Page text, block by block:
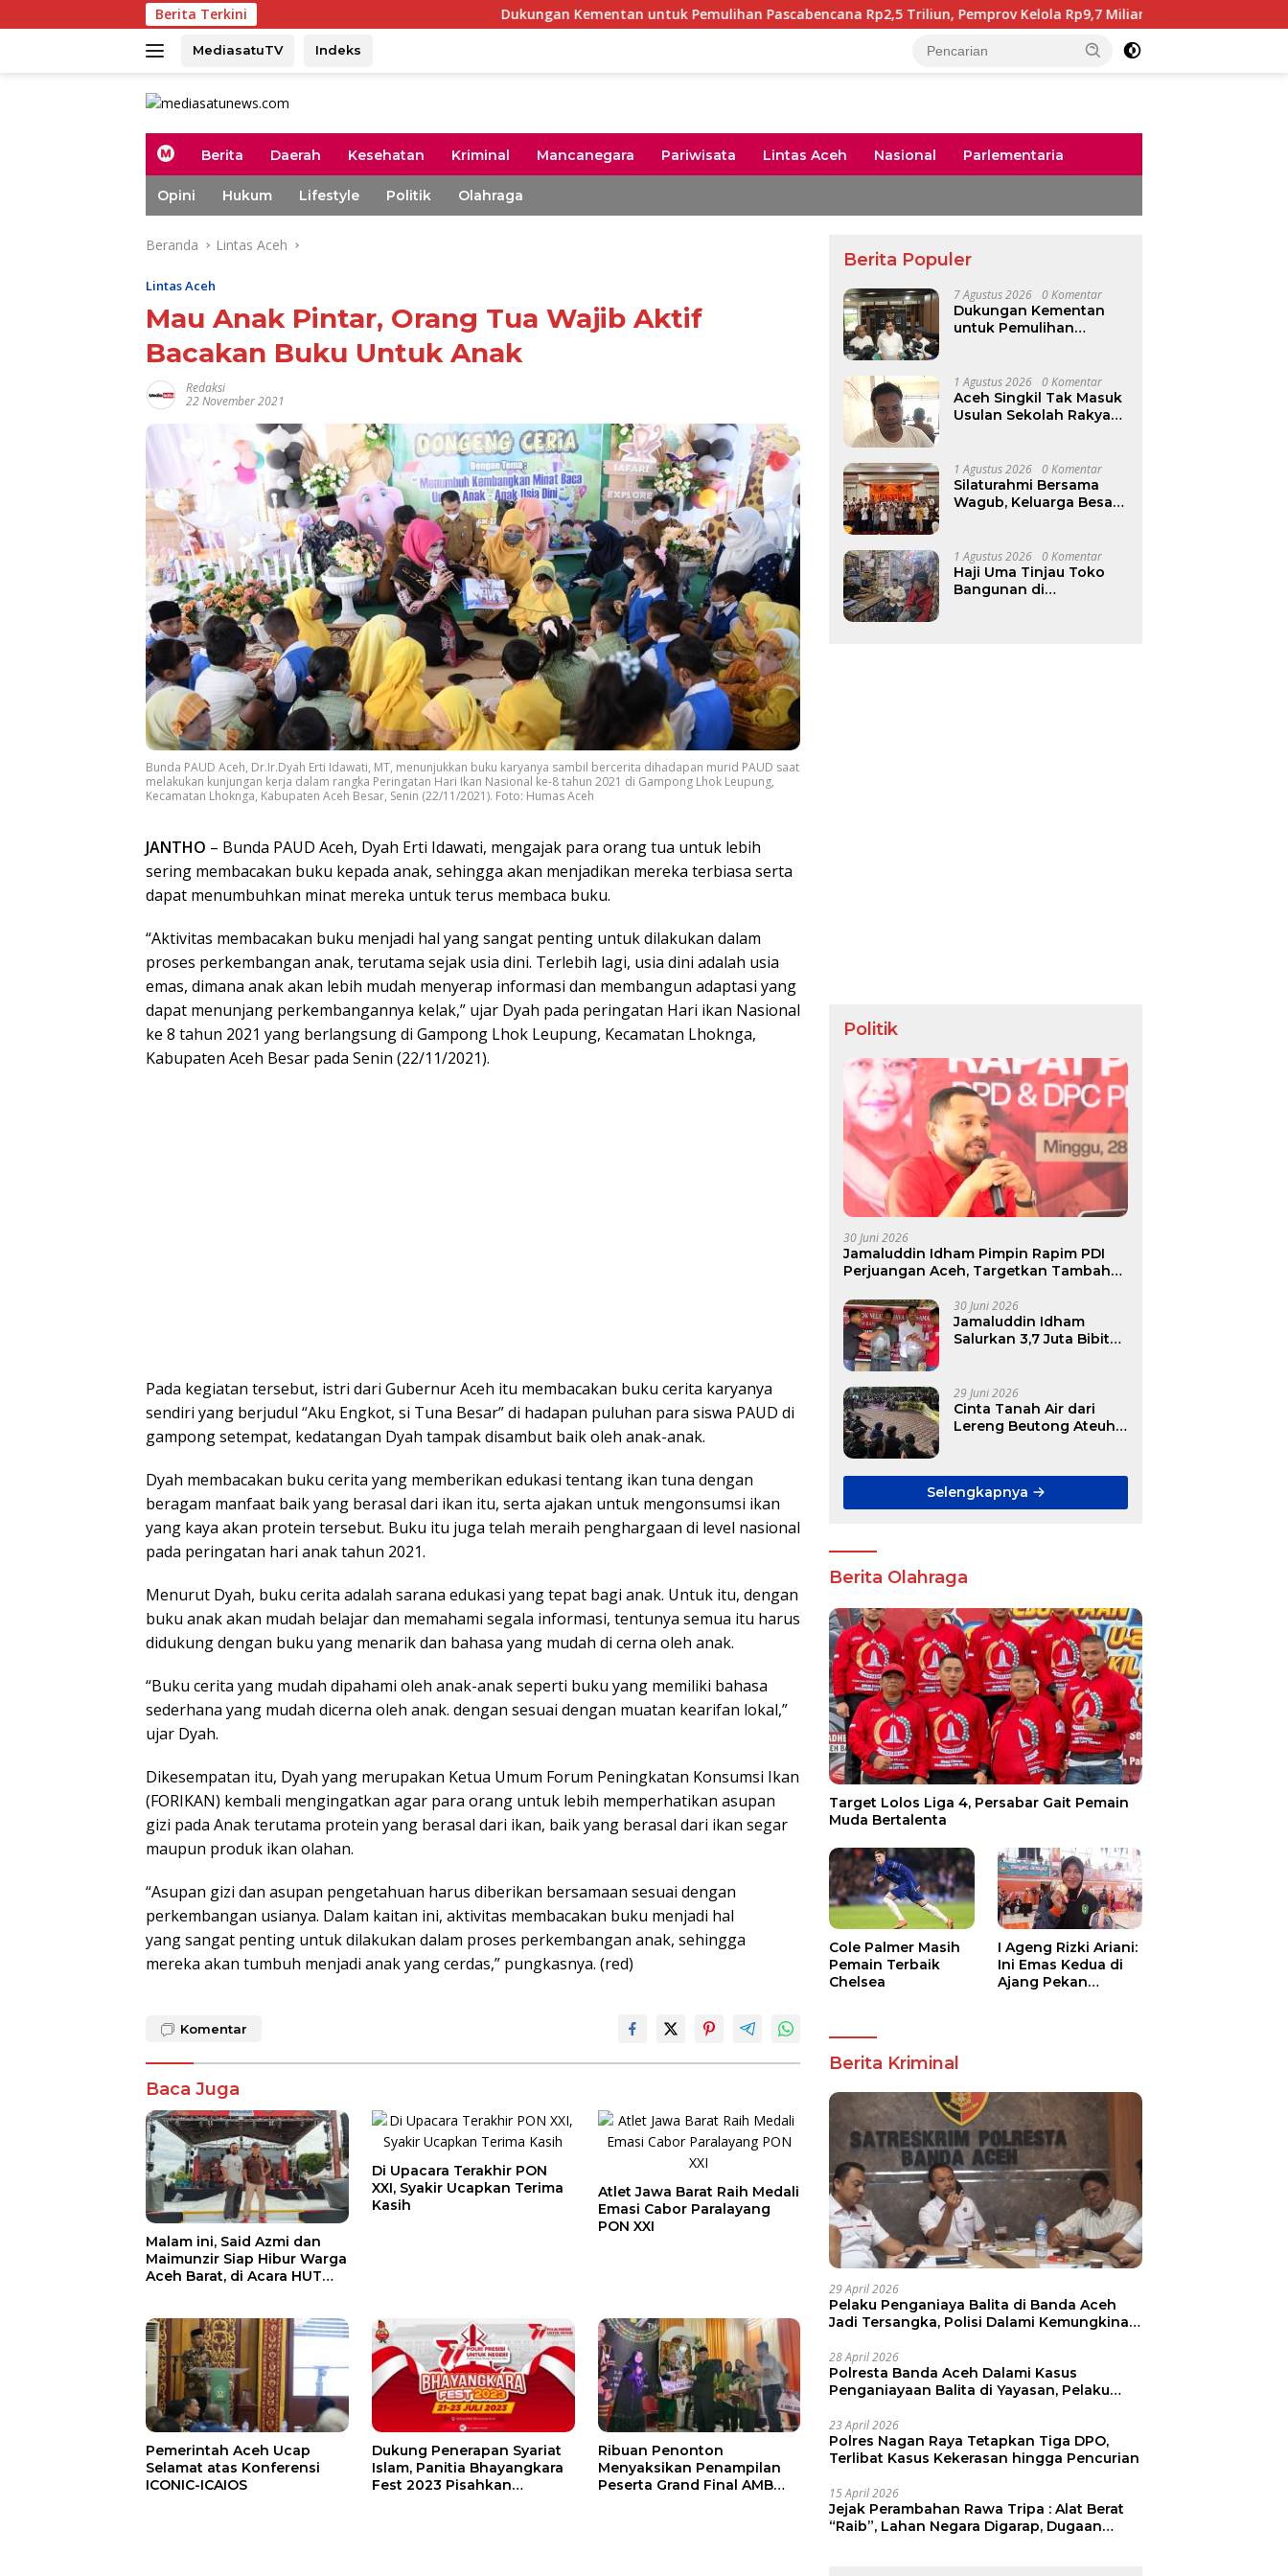
ke
Berita Terkini Dukungan Kementan untuk Pemulihan Pascabencana Rp2,5 Triliun, Pemprov Kelola Rp9,7 Miliar 228 CPNS Pemerintah
MediasatuTV Indeks
H
m
e
Berita Daerah Kesehatan Kriminal Mancanegara Pariwisata Lintas Aceh Nasional Parlementaria
Opini Hukum Lifestyle Politik Olahraga
Beranda Lintas Aceh
Lintas Aceh
Mau Anak Pintar, Orang Tua Wajib Aktif
Bacakan Buku Untuk Anak
Redaksi
22 November 2021
Bunda PAUD Aceh, Dr.Ir.Dyah Erti Idawati, MT, menunjukkan buku karyanya sambil bercerita dihadapan murid PAUD saat
melakukan kunjungan kerja dalam rangka Peringatan Hari Ikan Nasional ke-8 tahun 2021 di Gampong Lhok Leupung,
Kecamatan Lhoknga, Kabupaten Aceh Besar, Senin (22/11/2021). Foto: Humas Aceh
JANTHO – Bunda PAUD Aceh, Dyah Erti Idawati, mengajak para orang tua untuk lebih
sering membacakan buku kepada anak, sehingga akan menjadikan mereka terbiasa serta
dapat menumbuhkan minat mereka untuk terus membaca buku.
“Aktivitas membacakan buku menjadi hal yang sangat penting untuk dilakukan dalam
proses perkembangan anak, terutama sejak usia dini. Terlebih lagi, usia dini adalah usia
emas, dimana anak akan lebih mudah menyerap informasi dan membangun adaptasi yang
dapat menunjang perkembangannya kelak,” ujar Dyah pada peringatan Hari ikan Nasional
ke 8 tahun 2021 yang berlangsung di Gampong Lhok Leupung, Kecamatan Lhoknga,
Kabupaten Aceh Besar pada Senin (22/11/2021).
Pada kegiatan tersebut, istri dari Gubernur Aceh itu membacakan buku cerita karyanya
sendiri yang berjudul “Aku Engkot, si Tuna Besar” di hadapan puluhan para siswa PAUD di
gampong setempat, kedatangan Dyah tampak disambut baik oleh anak-anak.
Dyah membacakan buku cerita yang memberikan edukasi tentang ikan tuna dengan
beragam manfaat baik yang berasal dari ikan itu, serta ajakan untuk mengonsumsi ikan
yang kaya akan protein tersebut. Buku itu juga telah meraih penghargaan di level nasional
pada peringatan hari anak tahun 2021.
Menurut Dyah, buku cerita adalah sarana edukasi yang tepat bagi anak. Untuk itu, dengan
buku anak akan mudah belajar dan memahami segala informasi, tentunya semua itu harus
didukung dengan buku yang menarik dan bahasa yang mudah di cerna oleh anak.
“Buku cerita yang mudah dipahami oleh anak-anak seperti buku yang memiliki bahasa
sederhana yang mudah dicerna oleh anak. dengan sesuai dengan muatan kearifan lokal,”
ujar Dyah.
Dikesempatan itu, Dyah yang merupakan Ketua Umum Forum Peningkatan Konsumsi Ikan
(FORIKAN) kembali mengingatkan agar para orang untuk lebih memperhatikan asupan
gizi pada Anak terutama protein yang berasal dari ikan, baik yang berasal dari ikan segar
maupun produk ikan olahan.
“Asupan gizi dan asupan pengetahuan harus diberikan bersamaan sesuai dengan
perkembangan usianya. Dalam kaitan ini, aktivitas membacakan buku menjadi hal
yang sangat penting untuk dilakukan dalam proses perkembangan anak, sehingga
mereka akan tumbuh menjadi anak yang cerdas,” pungkasnya. (red)
Komentar
Baca Juga
Malam ini, Said Azmi dan
Maimunzir Siap Hibur Warga
Aceh Barat, di Acara HUT
Di Upacara Terakhir PON
XXI, Syakir Ucapkan Terima
Kasih
Atlet Jawa Barat Raih Medali
Emasi Cabor Paralayang
PON XXI
Pemerintah Aceh Ucap
Selamat atas Konferensi
ICONIC-ICAIOS
Dukung Penerapan Syariat
Islam, Panitia Bhayangkara
Fest 2023 Pisahkan
Ribuan Penonton
Menyaksikan Penampilan
Peserta Grand Final AMB
Berita Populer
7 Agustus 2026 0 Komentar
Dukungan Kementan
untuk Pemulihan
Rp9,7 Miliar
1 Agustus 2026 0 Komentar
Aceh Singkil Tak Masuk
Usulan Sekolah Rakyat
Penjelasan
1 Agustus 2026 0 Komentar
Silaturahmi Bersama
Wagub, Keluarga Besar
Khidmat untuk Aceh
1 Agustus 2026 0 Komentar
Haji Uma Tinjau Toko
Bangunan di
Politik
30 Juni 2026
Jamaluddin Idham Pimpin Rapim PDI
Perjuangan Aceh, Targetkan Tambah
30 Juni 2026
Jamaluddin Idham
Salurkan 3,7 Juta Bibit
Aceh
29 Juni 2026
Cinta Tanah Air dari
Lereng Beutong Ateuh
Selengkapnya
Berita Olahraga
Target Lolos Liga 4, Persabar Gait Pemain
Muda Bertalenta
Cole Palmer Masih
Pemain Terbaik
Chelsea
I Ageng Rizki Ariani:
Ini Emas Kedua di
Ajang Pekan
Berita Kriminal
29 April 2026
Pelaku Penganiaya Balita di Banda Aceh
Jadi Tersangka, Polisi Dalami Kemungkinan
28 April 2026
Polresta Banda Aceh Dalami Kasus
Penganiayaan Balita di Yayasan, Pelaku
23 April 2026
Polres Nagan Raya Tetapkan Tiga DPO,
Terlibat Kasus Kekerasan hingga Pencurian
15 April 2026
Jejak Perambahan Rawa Tripa : Alat Berat
“Raib”, Lahan Negara Digarap, Dugaan